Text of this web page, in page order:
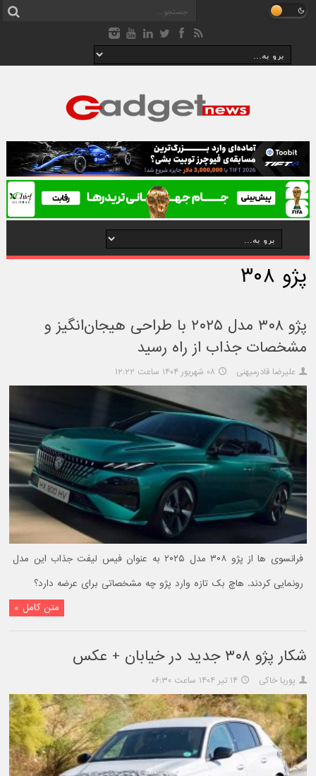
پژو ۳۰۸
پژو ۳۰۸ مدل ۲۰۲۵ با طراحی هیجان‌انگیز و
مشخصات جذاب از راه رسید
علیرضا قادرمیهنی ۰۸ شهریور ۱۴۰۴ ساعت ۱۲:۲۲
فرانسوی ها از پژو ۳۰۸ مدل ۲۰۲۵ به عنوان فیس لیفت جذاب این مدل
رونمایی کردند. هاچ بک تازه وارد پژو چه مشخصاتی برای عرضه دارد؟
متن کامل »
شکار پژو ۳۰۸ جدید در خیابان + عکس
پوریا خاکی ۱۴ تیر ۱۴۰۴ ساعت ۰۶:۳۰